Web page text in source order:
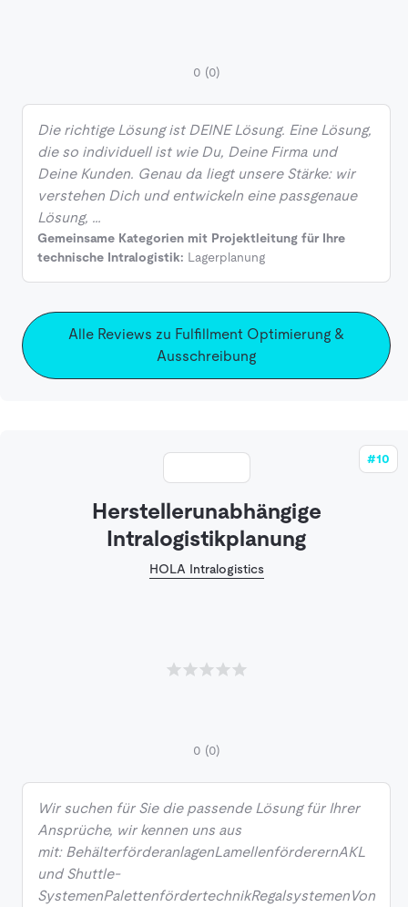
0 (0)
Die richtige Lösung ist DEINE Lösung. Eine Lösung,
die so individuell ist wie Du, Deine Firma und
Deine Kunden. Genau da liegt unsere Stärke: wir
verstehen Dich und entwickeln eine passgenaue
Lösung, …
Gemeinsame Kategorien mit Projektleitung für Ihre
technische Intralogistik: Lagerplanung
Alle Reviews zu Fulfillment Optimierung &
Ausschreibung
#10
Herstellerunabhängige
Intralogistikplanung
HOLA Intralogistics
0 (0)
Wir suchen für Sie die passende Lösung für Ihrer
Ansprüche, wir kennen uns aus
mit: BehälterförderanlagenLamellenförderernAKL
und Shuttle-
SystemenPalettenfördertechnikRegalsystemenVon